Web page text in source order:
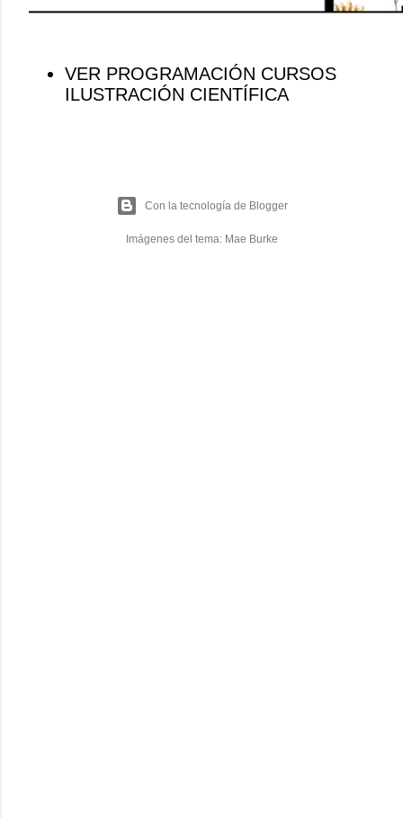
VER PROGRAMACIÓN CURSOS
ILUSTRACIÓN CIENTÍFICA
Con la tecnología de Blogger
Imágenes del tema: Mae Burke